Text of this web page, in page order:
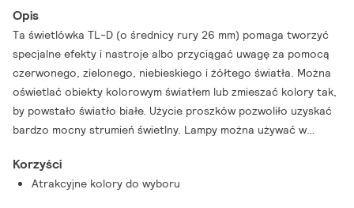
Opis
Ta świetlówka TL-D (o średnicy rury 26 mm) pomaga tworzyć
specjalne efekty i nastroje albo przyciągać uwagę za pomocą
czerwonego, zielonego, niebieskiego i żółtego światła. Można
oświetlać obiekty kolorowym światłem lub zmieszać kolory tak,
by powstało światło białe. Użycie proszków pozwoliło uzyskać
bardzo mocny strumień świetlny. Lampy można używać w
stoiskach demonstracyjnych, do oświetlania znaków/szyldów
oraz w sklepach z artykułami rozrywkowymi.
Korzyści
Atrakcyjne kolory do wyboru